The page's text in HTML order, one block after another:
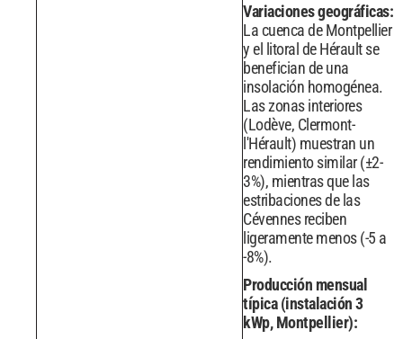
Variaciones geográficas:
La cuenca de Montpellier
y el litoral de Hérault se
benefician de una
insolación homogénea.
Las zonas interiores
(Lodève, Clermont-
l'Hérault) muestran un
rendimiento similar (±2-
3%), mientras que las
estribaciones de las
Cévennes reciben
ligeramente menos (-5 a
-8%).
Producción mensual
típica (instalación 3
kWp, Montpellier):